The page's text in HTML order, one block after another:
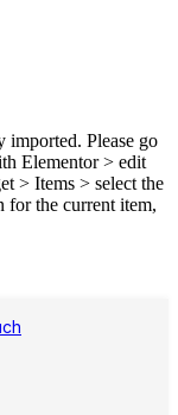
imported. Please go
Elementor > edit
> Items > select the
for the current item,